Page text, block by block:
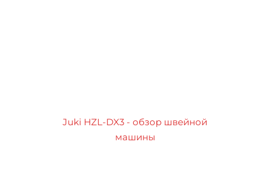
Juki HZL-DX3 - обзор швейной
машины